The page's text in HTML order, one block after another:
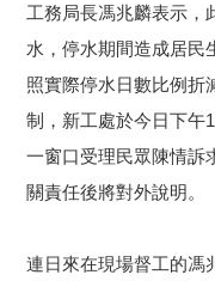
工務局長馮兆麟表示，
水，停水期間造成居民
照實際停水日數比例折
制，新工處於今日下午
一窗口受理民眾陳情訴
關責任後將對外說明。
連日來在現場督工的馮